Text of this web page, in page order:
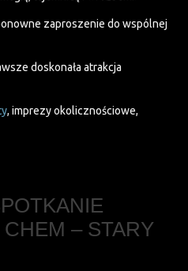
zaproszenie do wspólnej
doskonała atrakcja
, imprezy okolicznościowe,
– STARY